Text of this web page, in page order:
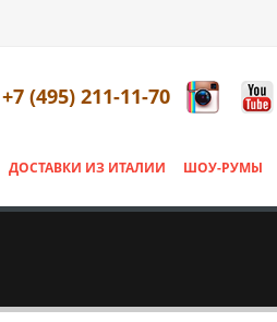
+7 (495) 211-11-70
ДОСТАВКИ ИЗ ИТАЛИИ ШОУ-РУМЫ